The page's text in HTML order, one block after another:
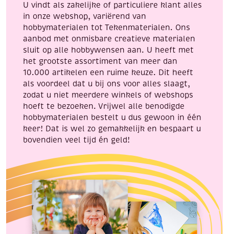
zak
aantal
U vindt als zakelijke of particuliere klant alles
in onze webshop, variërend van
hobbymaterialen tot Tekenmaterialen. Ons
aanbod met onmisbare creatieve materialen
sluit op alle hobbywensen aan. U heeft met
het grootste assortiment van meer dan
10.000 artikelen een ruime keuze. Dit heeft
als voordeel dat u bij ons voor alles slaagt,
zodat u niet meerdere winkels of webshops
hoeft te bezoeken. Vrijwel alle benodigde
hobbymaterialen bestelt u dus gewoon in één
keer! Dat is wel zo gemakkelijk en bespaart u
bovendien veel tijd én geld!